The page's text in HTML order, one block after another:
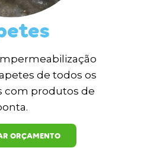
de todos os
com produtos de
ORÇAMENTO